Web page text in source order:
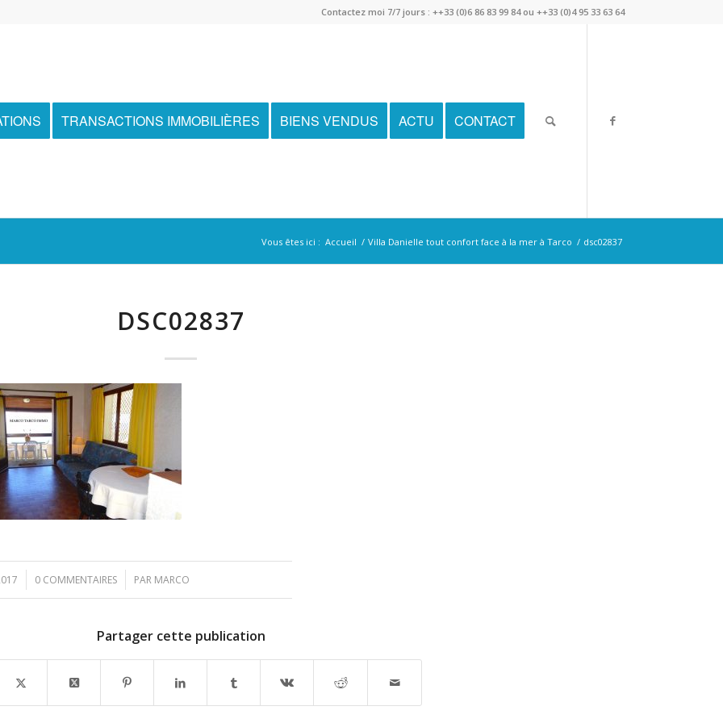
Contactez moi 7/7 jours : ++33 (0)6 86 83 99 84 ou ++33 (0)4 95 33 63 64
TRANSACTIONS IMMOBILIÈRES BIENS VENDUS ACTU CONTACT
Vous êtes ici : Accueil / Villa Danielle tout confort face à la mer à Tarco / dsc02837
DSC02837
0 COMMENTAIRES
/ PAR MARCO
Partager cette publication